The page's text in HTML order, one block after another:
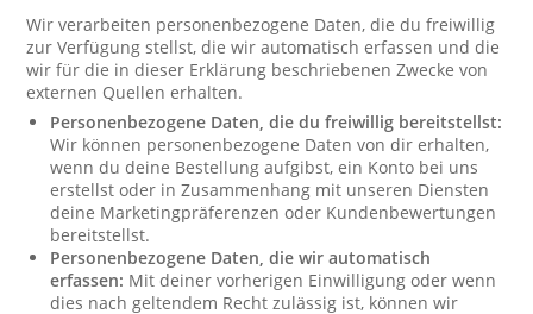
Wir verarbeiten personenbezogene Daten, die du freiwillig
zur Verfügung stellst, die wir automatisch erfassen und die
wir für die in dieser Erklärung beschriebenen Zwecke von
externen Quellen erhalten.
Personenbezogene Daten, die du freiwillig bereitstellst:
Wir können personenbezogene Daten von dir erhalten,
wenn du deine Bestellung aufgibst, ein Konto bei uns
erstellst oder in Zusammenhang mit unseren Diensten
deine Marketingpräferenzen oder Kundenbewertungen
bereitstellst.
Personenbezogene Daten, die wir automatisch
erfassen: Mit deiner vorherigen Einwilligung oder wenn
dies nach geltendem Recht zulässig ist, können wir